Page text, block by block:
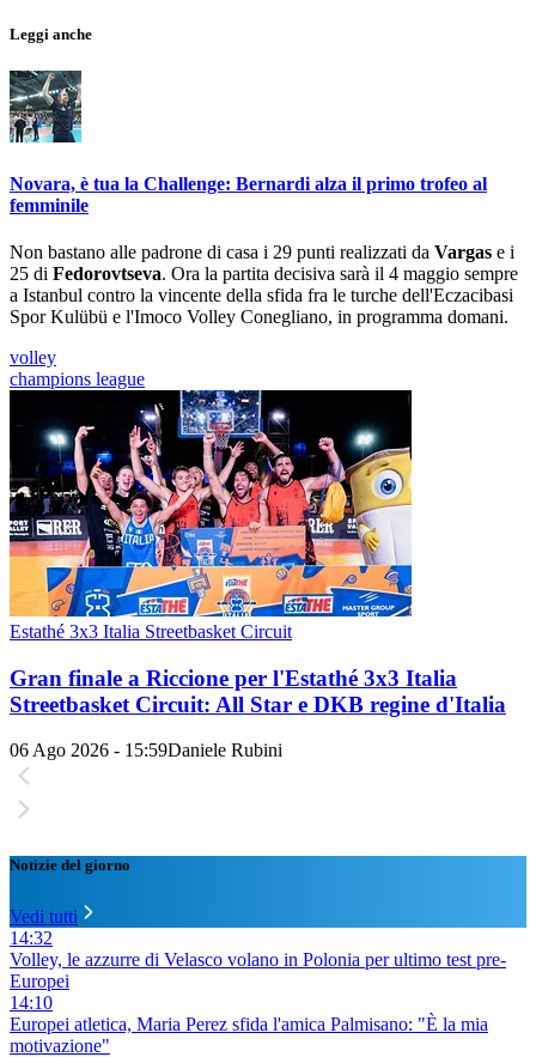
Leggi anche
Novara, è tua la Challenge: Bernardi alza il primo trofeo al
femminile
Non bastano alle padrone di casa i 29 punti realizzati da Vargas e i
25 di Fedorovtseva. Ora la partita decisiva sarà il 4 maggio sempre
a Istanbul contro la vincente della sfida fra le turche dell'Eczacibasi
Spor Kulübü e l'Imoco Volley Conegliano, in programma domani.
volley
champions league
Estathé 3x3 Italia Streetbasket Circuit
Gran finale a Riccione per l'Estathé 3x3 Italia
Streetbasket Circuit: All Star e DKB regine d'Italia
06 Ago 2026 - 15:59Daniele Rubini
Notizie del giorno
Vedi tutti
14:32
Volley, le azzurre di Velasco volano in Polonia per ultimo test pre-
Europei
14:10
Europei atletica, Maria Perez sfida l'amica Palmisano: "È la mia
motivazione"